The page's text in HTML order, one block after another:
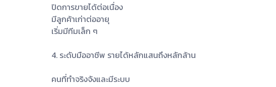
ปิดการขายได้ต่อเนื่อง
มีลูกค้าเก่าต่ออายุ
เริ่มมีทีมเล็ก ๆ
4. ระดับมืออาชีพ รายได้หลักแสนถึงหลักล้าน
คนที่ทำจริงจังและมีระบบ